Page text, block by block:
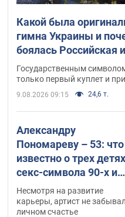
Какой была
гимна Украины и
боялась Российская
этом не
Государственным
только первый куплет и
9.08.2026 09:15 24,6 т.
Александру
Пономареву – 53: что
известно о трех детях
секс-символа 90-х и
как они выглядят
Несмотря на развитие
карьеры, артист не
личном счастье